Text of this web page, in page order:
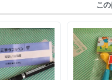
こ